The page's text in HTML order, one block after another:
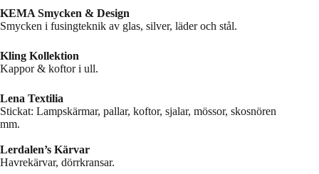
KEMA Smycken & Design
Smycken i fusingteknik av glas, silver, läder och stål.
Kling Kollektion
Kappor & koftor i ull.
Lena Textilia
Stickat: Lampskärmar, pallar, koftor, sjalar, mössor, skosnören
mm.
Lerdalen’s Kärvar
Havrekärvar, dörrkransar.